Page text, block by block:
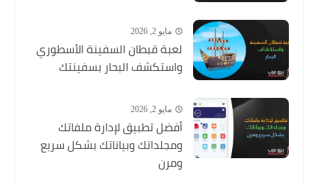
مايو 2, 2026
لعبة قبطان السفينة الأسطوري
واستكشف البحار بسفينتك
مايو 2, 2026
أفضل تطبيق لإدارة ملفاتك
ومجلداتك وبياناتك بشكل سريع
ومرن